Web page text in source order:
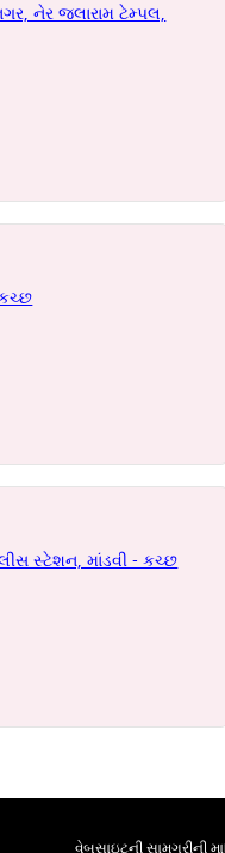
નેર જલારામ ટેમ્પલ,
સ્ટેશન, માંડવી - કચ્છ
વેબસાઇટની સામગ્રીની